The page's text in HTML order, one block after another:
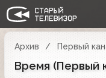
Архив Первый
Время (Первый